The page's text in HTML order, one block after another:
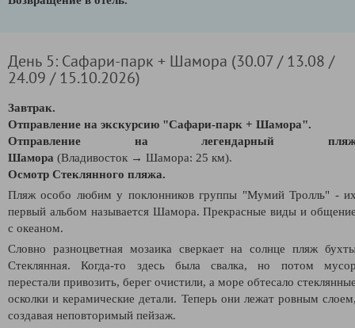
День 5: Сафари-парк + Шамора (30.07 / 13.08 /
24.09 / 15.10.2026)
Завтрак.
Отправление на экскурсию "Сафари-парк + Шамора".
Отправление на легендарный
Шамора (Владивосток → Шамора: 25 км).
Осмотр Стеклянного пляжа.
Пляж особо любим у поклонников группы "Мумий Тролль" -
первый альбом называется Шамора. Прекрасные виды и
с океаном.
Словно разноцветная мозаика сверкает на солнце пляж
Стеклянная. Когда-то здесь была свалка, но потом
перестали привозить, берег очистили, а море обтесало
осколки и керамические детали. Теперь они лежат ровным
создавая неповторимый пейзаж.